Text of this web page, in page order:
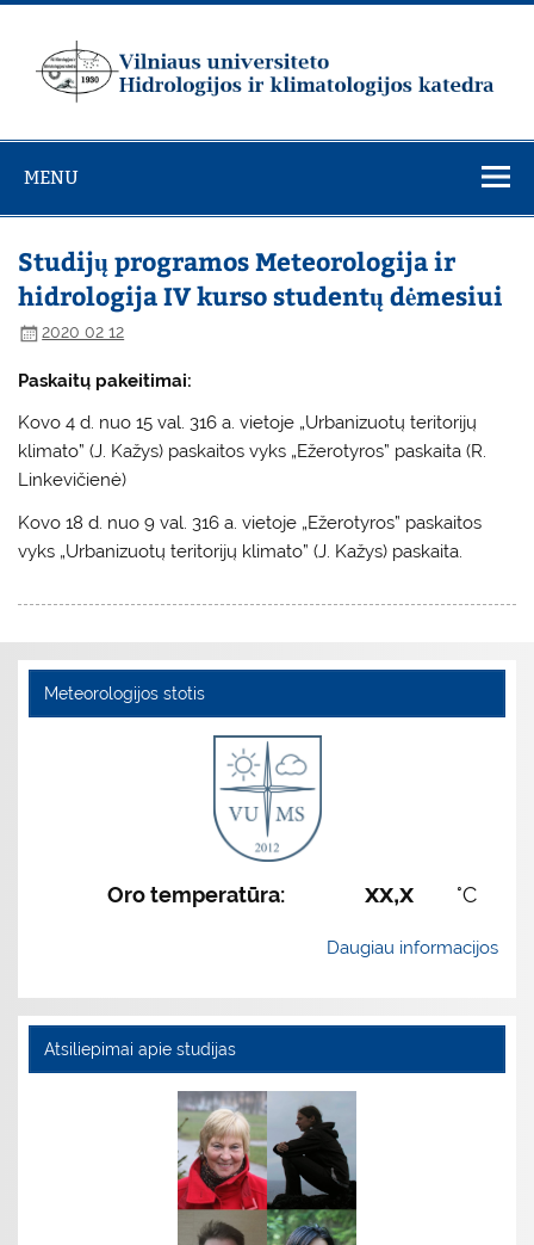
Skip
universiteto
Hidrologijos ir
klimatologijos
katedra
MENU
Studijų programos Meteorologija ir
hidrologija IV kurso studentų dėmesiui
2020 02 12
Paskaitų pakeitimai:
Kovo 4 d. nuo 15 val. 316 a. vietoje „Urbanizuotų teritorijų
klimato” (J. Kažys) paskaitos vyks „Ežerotyros” paskaita (R.
Linkevičienė)
Kovo 18 d. nuo 9 val. 316 a. vietoje „Ežerotyros” paskaitos
vyks „Urbanizuotų teritorijų klimato” (J. Kažys) paskaita.
Meteorologijos stotis
Oro temperatūra: xx,x °C
Daugiau informacijos
Atsiliepimai apie studijas